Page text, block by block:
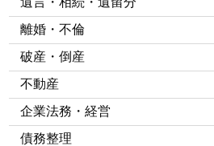
離婚・不倫
破産・倒産
不動産
企業法務・経営
債務整理